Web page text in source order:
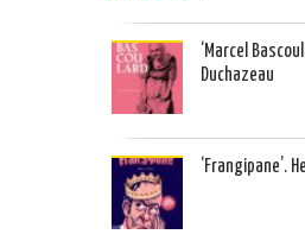
‘Marcel
Duchazeau
‘Frangipane’.